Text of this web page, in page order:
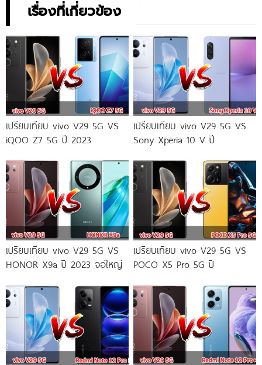
เรื่องที่เกี่ยวข้อง
เปรียบเทียบ vivo V29 5G VS
iQOO Z7 5G ปี 2023
เปรียบเทียบ vivo V29 5G VS
Sony Xperia 10 V ปี
เปรียบเทียบ vivo V29 5G VS
HONOR X9a ปี 2023 จอใหญ่
เปรียบเทียบ vivo V29 5G VS
POCO X5 Pro 5G ปี